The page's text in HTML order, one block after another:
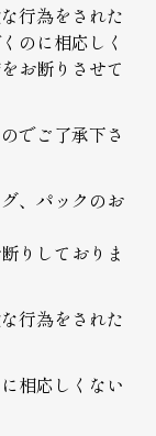
行為をされた
のに相応しく
お断りさせて
でご了承下さ
、パックのお
りしておりま
行為をされた
相応しくない